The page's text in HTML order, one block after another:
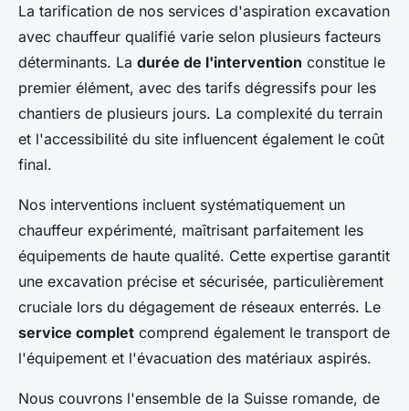
La tarification de nos services d'aspiration excavation
avec chauffeur qualifié varie selon plusieurs facteurs
déterminants. La durée de l'intervention constitue le
premier élément, avec des tarifs dégressifs pour les
chantiers de plusieurs jours. La complexité du terrain
et l'accessibilité du site influencent également le coût
final.
Nos interventions incluent systématiquement un
chauffeur expérimenté, maîtrisant parfaitement les
équipements de haute qualité. Cette expertise garantit
une excavation précise et sécurisée, particulièrement
cruciale lors du dégagement de réseaux enterrés. Le
service complet comprend également le transport de
l'équipement et l'évacuation des matériaux aspirés.
Nous couvrons l'ensemble de la Suisse romande, de